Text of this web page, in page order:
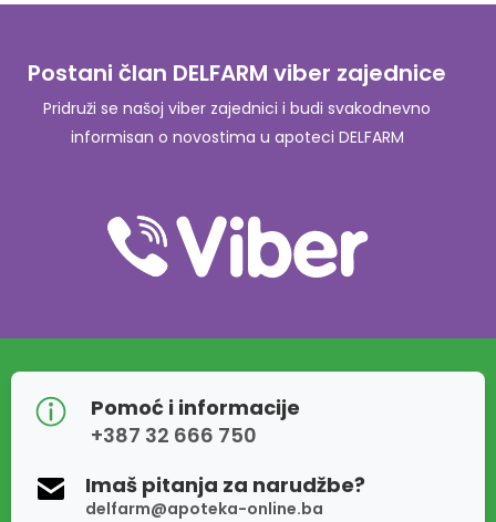
Postani član DELFARM viber zajednice
Pridruži se našoj viber zajednici i budi svakodnevno
informisan o novostima u apoteci DELFARM
Pomoć i informacije
+387 32 666 750
Imaš pitanja za narudžbe?
delfarm@apoteka-online.ba